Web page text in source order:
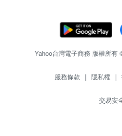
Yahoo台灣電子商務 版權所有
服務條款 | 隱私權 |
交易安